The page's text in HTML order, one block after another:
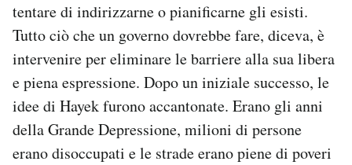
tentare di indirizzarne o pianificarne gli esisti.
Tutto ciò che un governo dovrebbe fare, diceva, è
intervenire per eliminare le barriere alla sua libera
e piena espressione. Dopo un iniziale successo, le
idee di Hayek furono accantonate. Erano gli anni
della Grande Depressione, milioni di persone
erano disoccupati e le strade erano piene di poveri